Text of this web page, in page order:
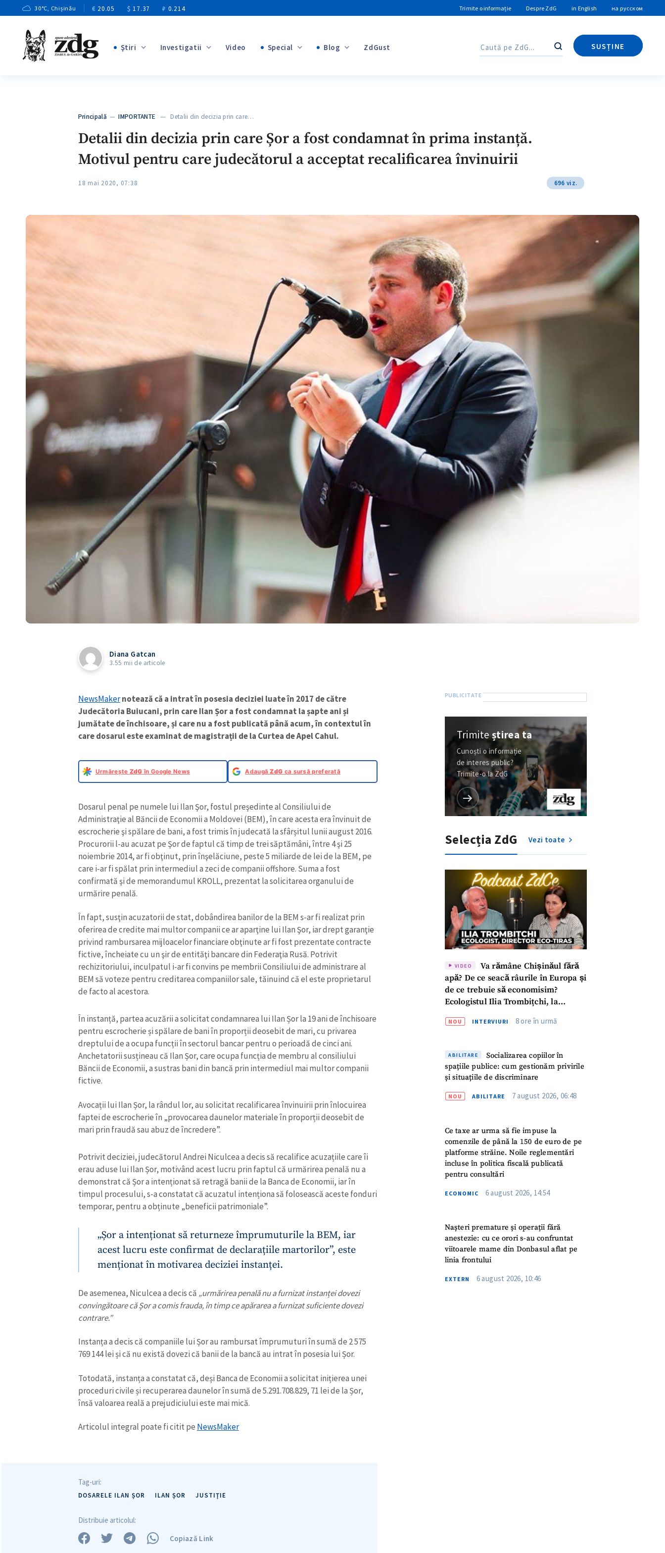
30°C, Chișinău € 20.05 $ 17.37 ₽ 0.214 Trimite o informație Despre ZdG in English на русском
Ştiri Investigatii Video Special Blog
+1
ZdGust Caută
SUSȚINE
Caută
Principală —IMPORTANTE — Detalii din decizia prin care…
Detalii din decizia prin care Șor a fost condamnat în prima instanță.
Motivul pentru care judecătorul a acceptat recalificarea învinuirii
18 mai 2020, 07:38 696 viz.
Diana Gatcan
3.55 mii de articole
NewsMakernotează că a intrat în posesia deciziei luate în 2017 de către
Judecătoria Buiucani, prin care Ilan Șor a fost condamnat la șapte ani și
jumătate de închisoare, și care nu a fost publicată până acum, în contextul în
care dosarul este examinat de magistrații de la Curtea de Apel Cahul.
Urmărește ZdG în Google News AdaugăZdG ca sursă preferată
Dosarul penal pe numele lui Ilan Şor, fostul preşedinte al Consiliului de
Administraţie al Băncii de Economii a Moldovei (BEM), în care acesta era învinuit de
escrocherie şi spălare de bani, a fost trimis în judecată la sfârșitul lunii august 2016.
Procurorii l-au acuzat pe Şor de faptul că timp de trei săptămâni, între 4 şi 25
noiembrie 2014, ar fi obţinut, prin înşelăciune, peste 5 miliarde de lei de la BEM, pe
care i-ar fi spălat prin intermediul a zeci de companii offshore. Suma a fost
confirmată şi de memorandumul KROLL, prezentat la solicitarea organului de
urmărire penală.
În fapt, susţin acuzatorii de stat, dobândirea banilor de la BEM s-ar fi realizat prin
oferirea de credite mai multor companii ce ar aparţine lui Ilan Şor, iar drept garanţie
privind rambursarea mijloacelor financiare obţinute ar fi fost prezentate contracte
fictive, încheiate cu un şir de entităţi bancare din Federaţia Rusă. Potrivit
rechizitoriului, inculpatul i-ar fi convins pe membrii Consiliului de administrare al
BEM să voteze pentru creditarea companiilor sale, tăinuind că el este proprietarul
de facto al acestora.
În instanță, partea acuzării a solicitat condamnarea lui Ilan Șor la 19 ani de închisoare
pentru escrocherie și spălare de bani în proporții deosebit de mari, cu privarea
dreptului de a ocupa funcții în sectorul bancar pentru o perioadă de cinci ani.
Anchetatorii susțineau că Ilan Șor, care ocupa funcția de membru al consiliului
Băncii de Economii, a sustras bani din bancă prin intermediul mai multor companii
fictive.
Avocații lui Ilan Șor, la rândul lor, au solicitat recalificarea învinuirii prin înlocuirea
faptei de escrocherie în „provocarea daunelor materiale în proporții deosebit de
mari prin fraudă sau abuz de încredere”.
Potrivit deciziei, judecătorul Andrei Niculcea a decis să recalifice acuzațiile care îi
erau aduse lui Ilan Șor, motivând acest lucru prin faptul că urmărirea penală nu a
demonstrat că Șor a intenționat să retragă banii de la Banca de Economii, iar în
timpul procesului, s-a constatat că acuzatul intenționa să folosească aceste fonduri
temporar, pentru a obținute „beneficii patrimoniale”.
„Șor a intenționat să returneze împrumuturile la BEM, iar
acest lucru este confirmat de declarațiile martorilor”, este
menționat în motivarea deciziei instanței.
De asemenea, Niculcea a decis că „urmărirea penală nu a furnizat instanței dovezi
convingătoare că Șor a comis frauda, ​​în timp ce apărarea a furnizat suficiente dovezi
contrare.”
Instanța a decis că companiile lui Șor au rambursat împrumuturi în sumă de 2 575
769 144 lei și că nu există dovezi că banii de la bancă au intrat în posesia lui Șor.
Totodată, instanța a constatat că, deși Banca de Economii a solicitat inițierea unei
proceduri civile și recuperarea daunelor în sumă de 5.291.708.829, 71 lei de la Șor,
însă valoarea reală a prejudiciului este mai mică.
Articolul integral poate fi citit pe NewsMaker
Tag-uri:
DOSARELE ILAN ȘOR ILAN ȘOR JUSTIŢIE
Distribuie articolul:
Copiază Link
Trimiteștirea ta
Cunoști o informație
de interes public?
Trimite-o la ZdG
Selecția ZdG Vezi toate
VIDEO
Va rămâne Chișinăul fără
apă? De ce seacă râurile în Europa și
de ce trebuie să economisim?
Ecologistul Ilia Trombițchi, la
NOU INTERVIURI 8 ore în urmă
ABILITARE
Socializarea copiilor în
spațiile publice: cum gestionăm privirile
și situațiile de discriminare
NOU ABILITARE 7 august 2026, 06:48
Ce taxe ar urma să fie impuse la
comenzile de până la 150 de euro de pe
platforme străine. Noile reglementări
incluse în politica fiscală publicată
pentru consultări
ECONOMIC 6 august 2026, 14:54
Nașteri premature și operații fără
anestezie: cu ce orori s-au confruntat
viitoarele mame din Donbasul aflat pe
linia frontului
EXTERN 6 august 2026, 10:46
ȘTIREA MEA
Titlu știre + Adaugă titlu
Link media + Link media
Mesajul știrei + Mesajul știrei
+ Numele meu
+ Telefon personal
Am citit și sunt de acord cupolitica de
TRIMITE ȘTIREA